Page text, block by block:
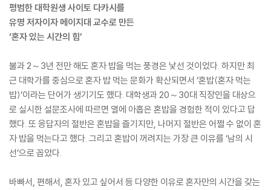
평범한 대학원생 사이토 다카시를
유명 저자이자 메이지대 교수로 만든
‘혼자 있는 시간의 힘’
불과 2～3년 전만 해도 혼자 밥을 먹는 풍경은 낯선 것이었다. 하지만 최
근 대학가를 중심으로 혼자 밥 먹는 문화가 확산되면서 ‘혼밥(혼자 먹는
밥)’이라는 단어가 생기기도 했다. 대학생과 20～30대 직장인을 대상으
로 실시한 설문조사에 따르면 열에 아홉은 혼밥을 경험한 적이 있다고 답
했다. 또 응답자의 절반은 혼밥을 즐기지만, 나머지 절반은 어쩔 수 없이 혼
자 밥을 먹는다고 했다. 그리고 혼밥이 꺼려지는 가장 큰 이유를 ‘남의 시
선’으로 꼽았다.
바빠서, 편해서, 혼자 있고 싶어서 등 다양한 이유로 혼자만의 시간을 갖는